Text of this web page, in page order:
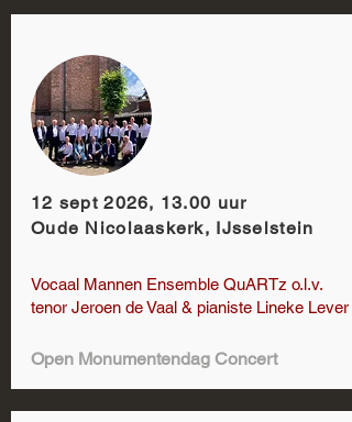
12 sept 2026, 13.00 uur
Oude Nicolaaskerk, IJsselstein
Vocaal Mannen Ensemble QuARTz o.l.v.
tenor Jeroen de Vaal & pianiste Lineke Lever
Open Monumentendag Concert